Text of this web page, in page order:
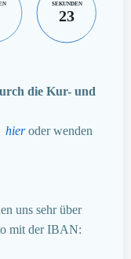
SEKUNDEN
22
die Kur- und
hieroder wenden
uns sehr über
mit der IBAN: